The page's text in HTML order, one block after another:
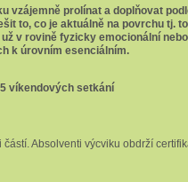
vzájemně prolínat a doplňovat
to, co je aktuálně na povrchu tj.
v rovině fyzicky emocionální
k úrovním esenciálním.
víkendových setkání
Absolventi výcviku obdrží